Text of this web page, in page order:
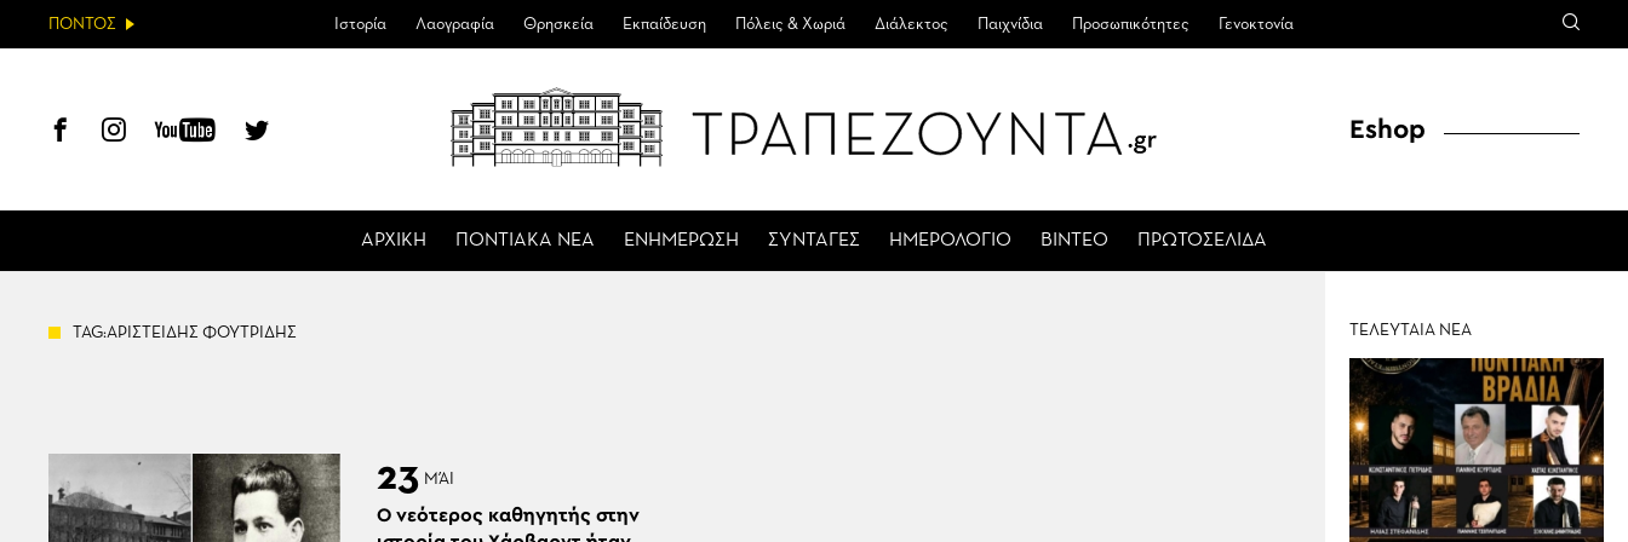
ΠΟΝΤΟΣ Ιστορία Λαογραφία Θρησκεία Εκπαίδευση Πόλεις & Χωριά Διάλεκτος Παιχνίδια Προσωπικότητες Γενοκτονία
ΑΡΧΙΚΗ ΠΟΝΤΙΑΚΑ ΝΕΑ ΕΝΗΜΕΡΩΣΗ ΣΥΝΤΑΓΕΣ ΗΜΕΡΟΛΟΓΙΟ ΒΙΝΤΕΟ ΠΡΩΤΟΣΕΛΙΔΑ
Eshop
TAG:ΑΡΙΣΤΕΙΔΗΣ ΦΟΥΤΡΙΔΗΣ
23 ΜΆΙ
Ο νεότερος καθηγητής στην
ΤΕΛΕΥΤΑΙΑ ΝΕΑ